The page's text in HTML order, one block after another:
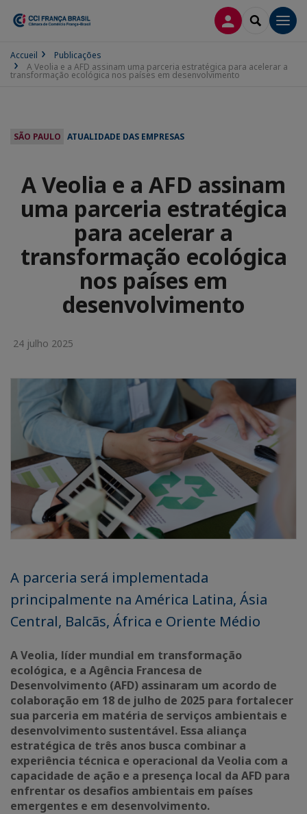
CONEXÃOSEARCH
Accueil
Publicações
A Veolia e a AFD assinam uma parceria estratégica para acelerar a
transformação ecológica nos países em desenvolvimento
SÃO PAULO ATUALIDADE DAS EMPRESAS
A Veolia e a AFD assinam
uma parceria estratégica
para acelerar a
transformação ecológica
nos países em
desenvolvimento
24 julho 2025
A parceria será implementada
principalmente na América Latina, Ásia
Central, Balcãs, África e Oriente Médio
A Veolia, líder mundial em transformação
ecológica, e a Agência Francesa de
Desenvolvimento (AFD) assinaram um acordo de
colaboração em 18 de julho de 2025 para fortalecer
sua parceria em matéria de serviços ambientais e
desenvolvimento sustentável. Essa aliança
estratégica de três anos busca combinar a
experiência técnica e operacional da Veolia com a
capacidade de ação e a presença local da AFD para
enfrentar os desafios ambientais em países
emergentes e em desenvolvimento.